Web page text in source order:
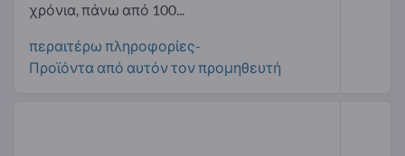
χρόνια, πάνω από 100...
περαιτέρω πληροφορίες-
Προϊόντα από αυτόν τον προμηθευτή